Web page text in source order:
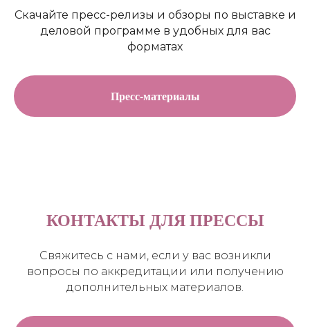
Скачайте пресс-релизы и обзоры по выставке и
деловой программе в удобных для вас
форматах
Пресс-материалы
КОНТАКТЫ ДЛЯ ПРЕССЫ
Свяжитесь с нами, если у вас возникли
вопросы по аккредитации или получению
дополнительных материалов.